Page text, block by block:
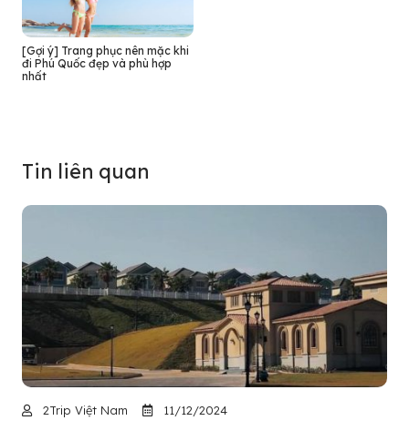
[Gợi ý] Trang phục nên mặc khi
đi Phú Quốc đẹp và phù hợp
nhất
Tin liên quan
2Trip Việt Nam 11/12/2024